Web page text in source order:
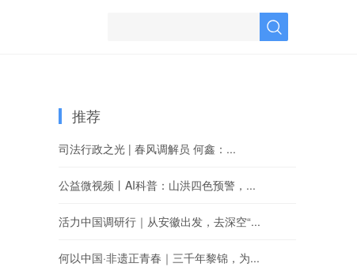
推荐
司法行政之光 | 春风调解员 何鑫：...
公益微视频丨AI科普：山洪四色预警，...
活力中国调研行｜从安徽出发，去深空“...
何以中国·非遗正青春｜三千年黎锦，为...